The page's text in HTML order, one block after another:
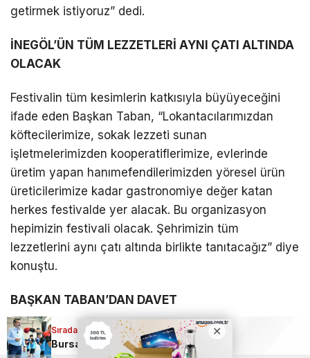
getirmek istiyoruz” dedi.
İNEGÖL’ÜN TÜM LEZZETLERİ AYNI ÇATI ALTINDA
OLACAK
Festivalin tüm kesimlerin katkısıyla büyüyeceğini
ifade eden Başkan Taban, “Lokantacılarımızdan
köftecilerimize, sokak lezzeti sunan
işletmelerimizden kooperatiflerimize, evlerinde
üretim yapan hanımefendilerimizden yöresel ürün
üreticilerimize kadar gastronomiye değer katan
herkes festivalde yer alacak. Bu organizasyon
hepimizin festivali olacak. Şehrimizin tüm
lezzetlerini aynı çatı altında birlikte tanıtacağız” diye
konuştu.
BAŞKAN TABAN’DAN DAVET
İnegöllüleri ve çevre il ve ilçelerde yaşayan
vatandaşları da şimdiden festivale davet eden
Sıradaki Haber